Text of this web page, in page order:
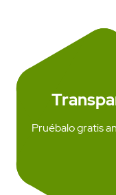
Pruébalo gratis